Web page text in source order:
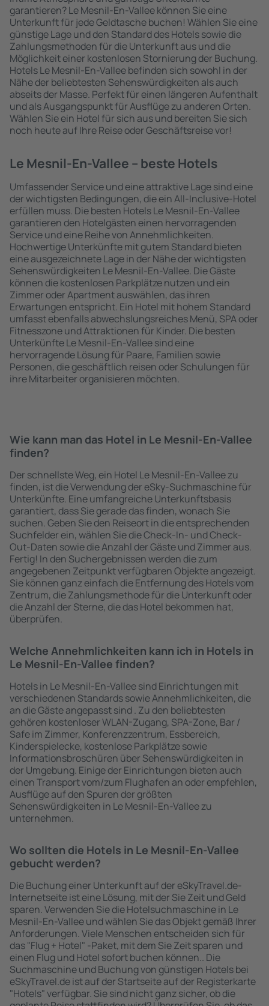
garantieren? Le Mesnil-En-Vallee können Sie eine
Unterkunft für jede Geldtasche buchen! Wählen Sie eine
günstige Lage und den Standard des Hotels sowie die
Zahlungsmethoden für die Unterkunft aus und die
Möglichkeit einer kostenlosen Stornierung der Buchung.
Hotels Le Mesnil-En-Vallee befinden sich sowohl in der
Nähe der beliebtesten Sehenswürdigkeiten als auch
abseits der Masse. Perfekt für einen längeren Aufenthalt
und als Ausgangspunkt für Ausflüge zu anderen Orten.
Wählen Sie ein Hotel für sich aus und bereiten Sie sich
noch heute auf Ihre Reise oder Geschäftsreise vor!
Le Mesnil-En-Vallee – beste Hotels
Umfassender Service und eine attraktive Lage sind eine
der wichtigsten Bedingungen, die ein All-Inclusive-Hotel
erfüllen muss. Die besten Hotels Le Mesnil-En-Vallee
garantieren den Hotelgästen einen hervorragenden
Service und eine Reihe von Annehmlichkeiten.
Hochwertige Unterkünfte mit gutem Standard bieten
eine ausgezeichnete Lage in der Nähe der wichtigsten
Sehenswürdigkeiten Le Mesnil-En-Vallee. Die Gäste
können die kostenlosen Parkplätze nutzen und ein
Zimmer oder Apartment auswählen, das ihren
Erwartungen entspricht. Ein Hotel mit hohem Standard
umfasst ebenfalls abwechslungsreiches Menü, SPA oder
Fitnesszone und Attraktionen für Kinder. Die besten
Unterkünfte Le Mesnil-En-Vallee sind eine
hervorragende Lösung für Paare, Familien sowie
Personen, die geschäftlich reisen oder Schulungen für
ihre Mitarbeiter organisieren möchten.
Wie kann man das Hotel in Le Mesnil-En-Vallee
finden?
Der schnellste Weg, ein Hotel Le Mesnil-En-Vallee zu
finden, ist die Verwendung der eSky-Suchmaschine für
Unterkünfte. Eine umfangreiche Unterkunftsbasis
garantiert, dass Sie gerade das finden, wonach Sie
suchen. Geben Sie den Reiseort in die entsprechenden
Suchfelder ein, wählen Sie die Check-In- und Check-
Out-Daten sowie die Anzahl der Gäste und Zimmer aus.
Fertig! In den Suchergebnissen werden die zum
angegebenen Zeitpunkt verfügbaren Objekte angezeigt.
Sie können ganz einfach die Entfernung des Hotels vom
Zentrum, die Zahlungsmethode für die Unterkunft oder
die Anzahl der Sterne, die das Hotel bekommen hat,
überprüfen.
Welche Annehmlichkeiten kann ich in Hotels in
Le Mesnil-En-Vallee finden?
Hotels in Le Mesnil-En-Vallee sind Einrichtungen mit
verschiedenen Standards sowie Annehmlichkeiten, die
an die Gäste angepasst sind . Zu den beliebtesten
gehören kostenloser WLAN-Zugang, SPA-Zone, Bar /
Safe im Zimmer, Konferenzzentrum, Essbereich,
Kinderspielecke, kostenlose Parkplätze sowie
Informationsbroschüren über Sehenswürdigkeiten in
der Umgebung. Einige der Einrichtungen bieten auch
einen Transport vom/zum Flughafen an oder empfehlen,
Ausflüge auf den Spuren der größten
Sehenswürdigkeiten in Le Mesnil-En-Vallee zu
unternehmen.
Wo sollten die Hotels in Le Mesnil-En-Vallee
gebucht werden?
Die Buchung einer Unterkunft auf der eSkyTravel.de-
Internetseite ist eine Lösung, mit der Sie Zeit und Geld
sparen. Verwenden Sie die Hotelsuchmaschine in Le
Mesnil-En-Vallee und wählen Sie das Objekt gemäß Ihrer
Anforderungen. Viele Menschen entscheiden sich für
das "Flug + Hotel" -Paket, mit dem Sie Zeit sparen und
einen Flug und Hotel sofort buchen können.. Die
Suchmaschine und Buchung von günstigen Hotels bei
eSkyTravel.de ist auf der Startseite auf der Registerkarte
"Hotels" verfügbar. Sie sind nicht ganz sicher, ob die